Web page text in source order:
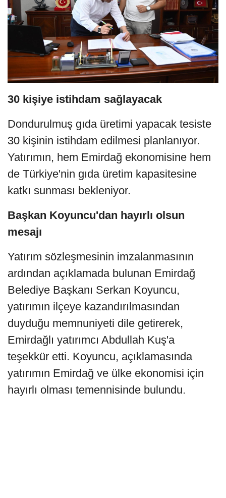
30 kişiye istihdam sağlayacak
Dondurulmuş gıda üretimi yapacak tesiste
30 kişinin istihdam edilmesi planlanıyor.
Yatırımın, hem Emirdağ ekonomisine hem
de Türkiye'nin gıda üretim kapasitesine
katkı sunması bekleniyor.
Başkan Koyuncu'dan hayırlı olsun
mesajı
Yatırım sözleşmesinin imzalanmasının
ardından açıklamada bulunan Emirdağ
Belediye Başkanı Serkan Koyuncu,
yatırımın ilçeye kazandırılmasından
duyduğu memnuniyeti dile getirerek,
Emirdağlı yatırımcı Abdullah Kuş'a
teşekkür etti. Koyuncu, açıklamasında
yatırımın Emirdağ ve ülke ekonomisi için
hayırlı olması temennisinde bulundu.